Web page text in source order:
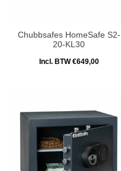
Chubbsafes HomeSafe S2-
20-KL30
Incl. BTW €649,00